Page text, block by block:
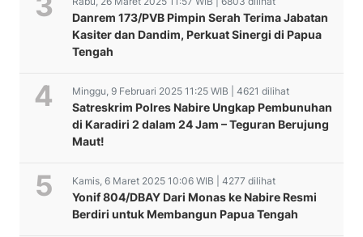
Danrem 173/PVB Pimpin Serah Terima Jabatan
Kasiter dan Dandim, Perkuat Sinergi di Papua
Tengah
Minggu, 9 Februari 2025 11:25 WIB | 4621 dilihat
Satreskrim Polres Nabire Ungkap Pembunuhan
di Karadiri 2 dalam 24 Jam – Teguran Berujung
Maut!
Kamis, 6 Maret 2025 10:06 WIB | 4277 dilihat
Yonif 804/DBAY Dari Monas ke Nabire Resmi
Berdiri untuk Membangun Papua Tengah